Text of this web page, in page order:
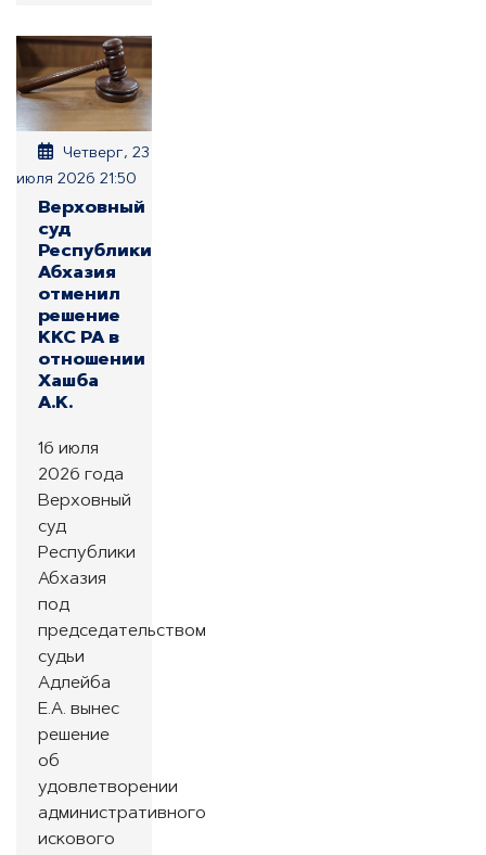
Четверг, 23
июля 2026 21:50
Верховный
суд
Республики
Абхазия
отменил
решение
ККС РА в
отношении
Хашба
А.К.
16 июля
2026 года
Верховный
суд
Республики
Абхазия
под
председательством
судьи
Адлейба
Е.А. вынес
решение
об
удовлетворении
административного
искового